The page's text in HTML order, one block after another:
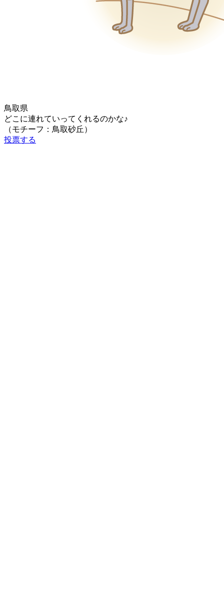
鳥取県
どこに連れていってくれるのかな♪
（モチーフ：鳥取砂丘）
投票する